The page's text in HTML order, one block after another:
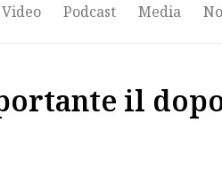
Video Podcast Media
il